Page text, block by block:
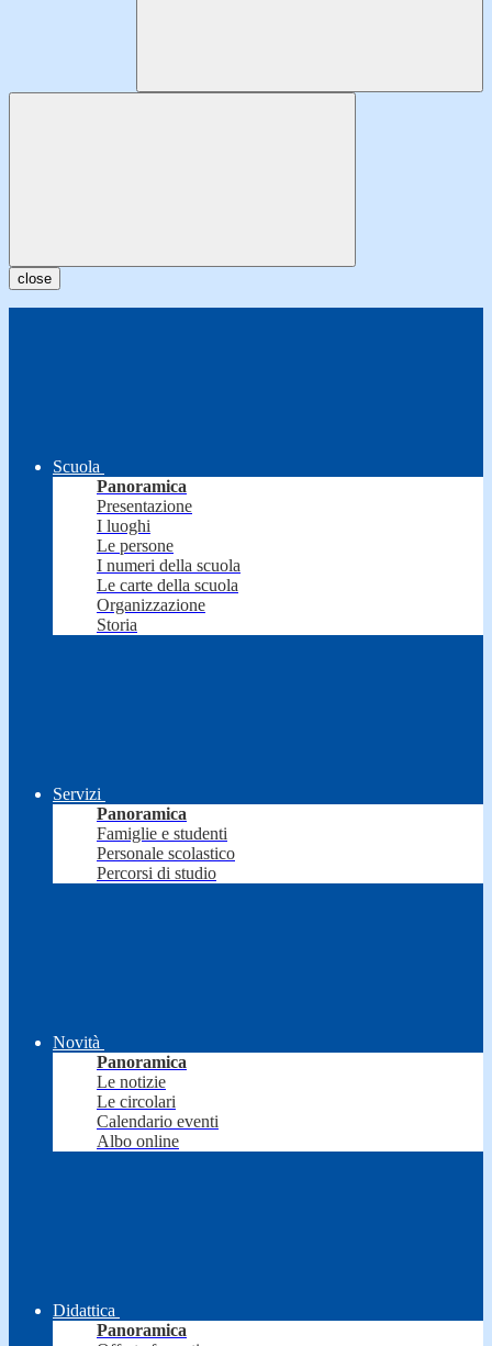
close
Scuola
Panoramica
Presentazione
I luoghi
Le persone
I numeri della scuola
Le carte della scuola
Organizzazione
Storia
Servizi
Panoramica
Famiglie e studenti
Personale scolastico
Percorsi di studio
Novità
Panoramica
Le notizie
Le circolari
Calendario eventi
Albo online
Didattica
Panoramica